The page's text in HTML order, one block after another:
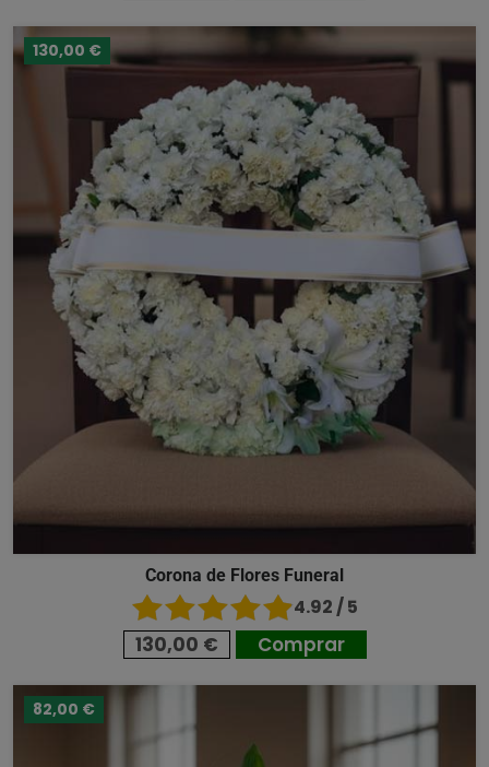
130,00 €
Corona de Flores Funeral
4.92 / 5
130,00 € Comprar
82,00 €